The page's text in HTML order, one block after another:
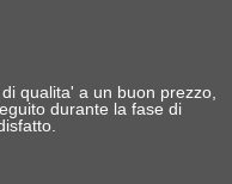
qualita' a un buon prezzo,
durante la fase di